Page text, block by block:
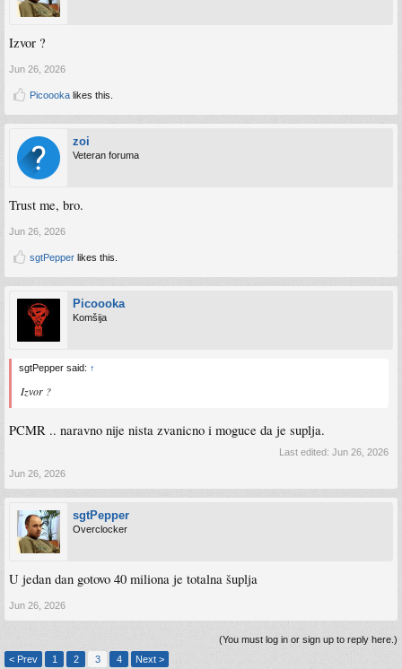
Izvor ?
Jun 26, 2026
Picoooka likes this.
zoi
Veteran foruma
Trust me, bro.
Jun 26, 2026
sgtPepper likes this.
Picoooka
Komšija
sgtPepper said: ↑
Izvor ?
PCMR .. naravno nije nista zvanicno i moguce da je suplja.
Last edited: Jun 26, 2026
Jun 26, 2026
sgtPepper
Overclocker
U jedan dan gotovo 40 miliona je totalna šuplja
Jun 26, 2026
(You must log in or sign up to reply here.)
< Prev
1 2 3 4 Next >